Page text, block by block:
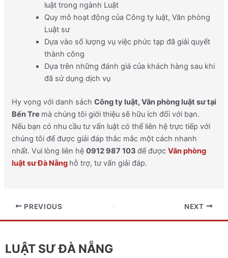
luật trong ngành Luật
Quy mô hoạt động của Công ty luật, Văn phòng
Luật sư
Dựa vào số lượng vụ việc phức tạp đã giải quyết
thành công
Dựa trên những đánh giá của khách hàng sau khi
đã sử dụng dịch vụ
Hy vọng với danh sách Công ty luật, Văn phòng luật sư tại
Bến Tre mà chúng tôi giới thiệu sẽ hữu ích đối với bạn.
Nếu bạn có nhu cầu tư vấn luật có thể liên hệ trực tiếp với
chúng tôi để được giải đáp thắc mắc một cách nhanh
nhất. Vui lòng liên hệ 0912 987 103 để được Văn phòng
luật sư Đà Nẵng hỗ trợ, tư vấn giải đáp.
PREVIOUS NEXT
LUẬT SƯ ĐÀ NẴNG